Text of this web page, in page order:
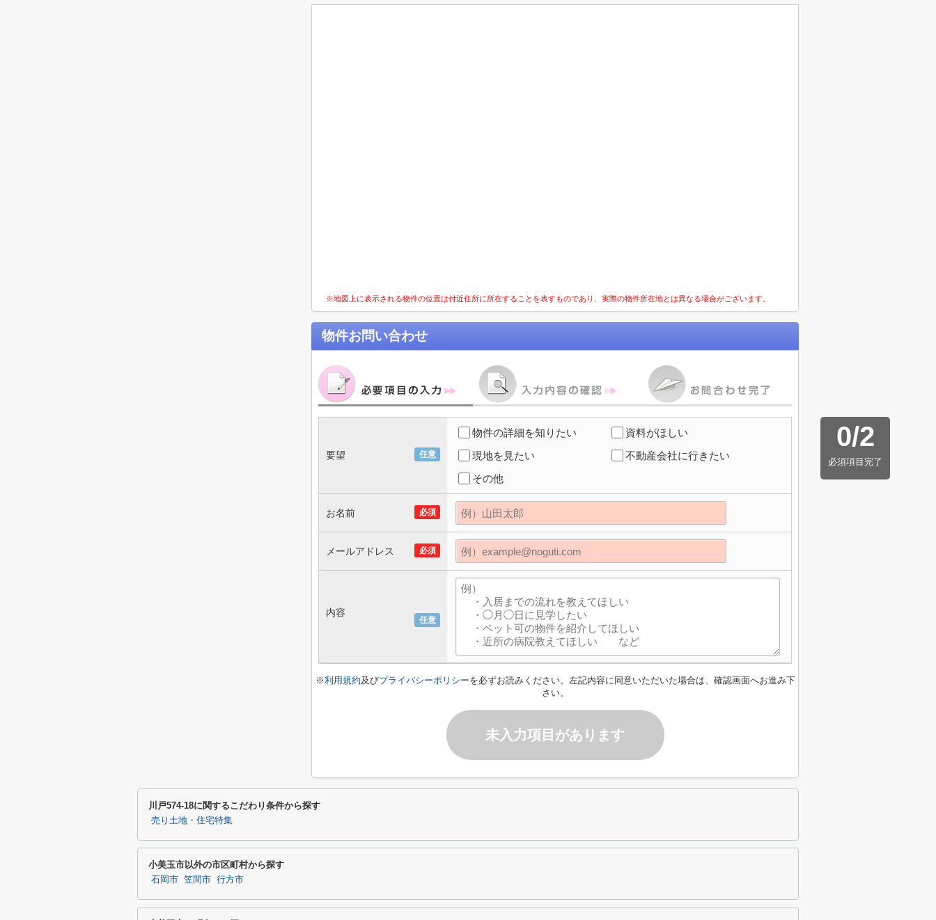
※地図上に表示される物件の位置は付近住所に所在することを表すものであり、実際の物件所在地とは異なる場合がございます。
物件お問い合わせ
0/2
必須項目完了
任意
要望
物件の詳細を知りたい
資料がほしい
現地を見たい
不動産会社に行きたい
その他
必須
お名前
必須
メールアドレス
任意
内容
※利用規約及びプライバシーポリシーを必ずお読みください。左記内容に同意いただいた場合は、確認画面へお進み下
さい。
未入力項目があります
川戸574-18に関するこだわり条件から探す
売り土地・住宅特集
小美玉市以外の市区町村から探す
石岡市 笠間市 行方市